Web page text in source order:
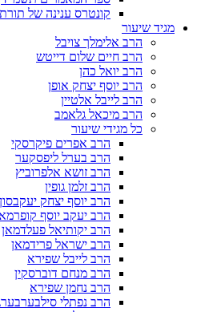
קונטרס ענינה של
מגיד שיעור
הרב אלימלך צויבל
הרב חיים שלום דייטש
הרב יואל כהן
הרב יוסף יצחק אופן
הרב לייבל אלטיין
הרב מיכאל גלאמב
כל מגידי שיעור
הרב אפרים פיקרסקי
הרב בערל ליפסקער
הרב זושא אלפרוביץ
הרב זלמן גופין
הרב יוסף יצחק יעקבסון
הרב יעקב יוסף
הרב יקותיאל פעלדמאן
הרב ישראל פרידמאן
הרב לייבל שפירא
הרב מנחם דוברסקין
הרב נחמן שפירא
הרב נפתלי